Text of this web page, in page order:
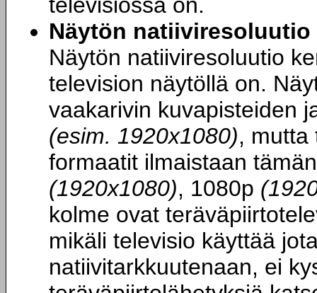
Näytön
Näytön natiiviresoluutio
television näytöllä on.
vaakarivin kuvapisteiden
(esim. 1920x1080), mutta
formaatit ilmaistaan
(1920x1080), 1080p
kolme ovat
mikäli televisio käyttää
natiivitarkkuutenaan, ei